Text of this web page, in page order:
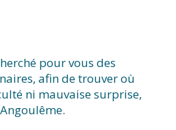
pour vous des
afin de trouver où
ni mauvaise surprise,